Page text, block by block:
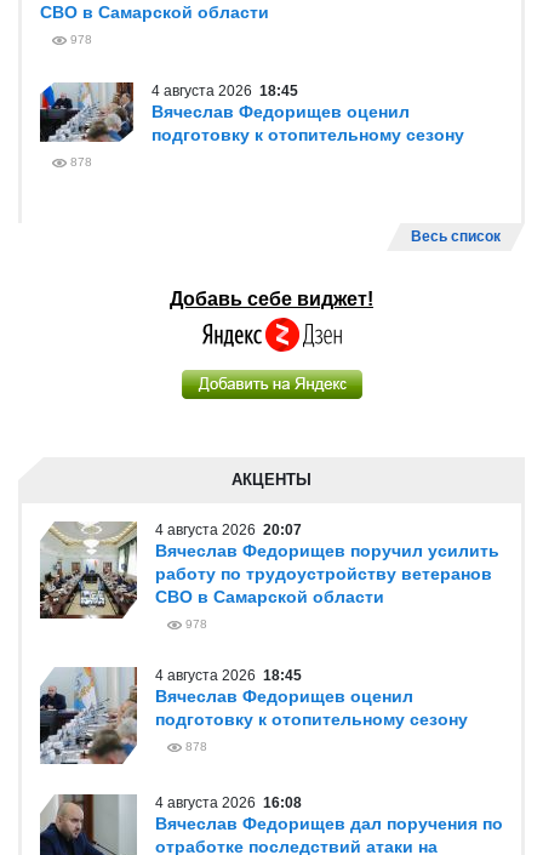
СВО в Самарской области
978
4 августа 2026 18:45
Вячеслав Федорищев оценил
подготовку к отопительному сезону
878
Весь список
Добавь себе виджет!
АКЦЕНТЫ
4 августа 2026 20:07
Вячеслав Федорищев поручил усилить
работу по трудоустройству ветеранов
СВО в Самарской области
978
4 августа 2026 18:45
Вячеслав Федорищев оценил
подготовку к отопительному сезону
878
4 августа 2026 16:08
Вячеслав Федорищев дал поручения по
отработке последствий атаки на